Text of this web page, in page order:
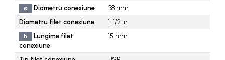
⌀ Diametru conexiune 38 mm
Diametru filet conexiune
1-1/2 in
h
Lungime filet
conexiune
15 mm